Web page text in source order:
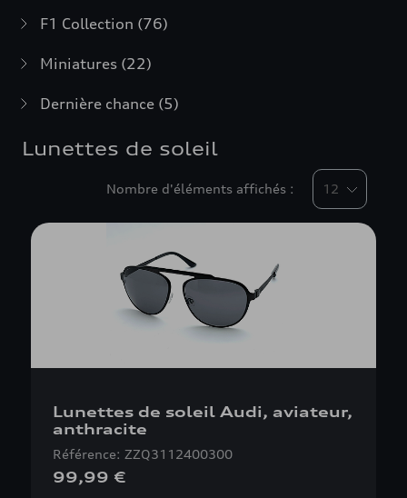
F1 Collection (76)
Miniatures (22)
Dernière chance (5)
Lunettes de soleil
Nombre d'éléments affichés :
Lunettes de soleil Audi, aviateur,
anthracite
Référence: ZZQ3112400300
99,99 €